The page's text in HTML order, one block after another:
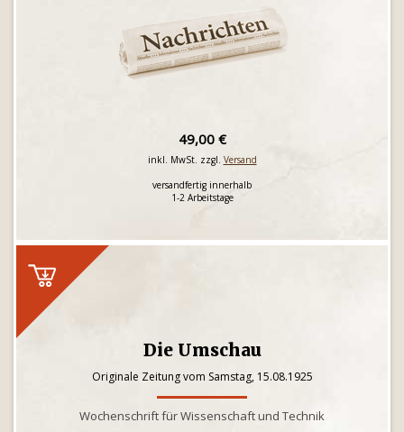
49,00 €
inkl. MwSt. zzgl. Versand
versandfertig innerhalb
1-2 Arbeitstage
Die Umschau
Originale Zeitung vom Samstag, 15.08.1925
Wochenschrift für Wissenschaft und Technik